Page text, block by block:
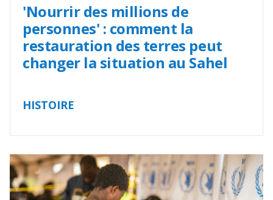
'Nourrir des millions de
personnes' : comment la
restauration des terres peut
changer la situation au Sahel
HISTOIRE